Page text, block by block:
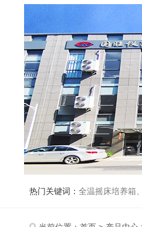
热门关键词： 全温摇床培养箱